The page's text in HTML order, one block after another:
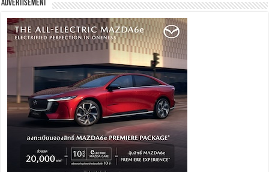
Advertisement